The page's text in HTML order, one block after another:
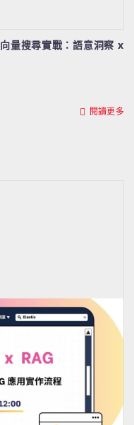
量搜尋實戰：語意洞察 x
閱讀更多